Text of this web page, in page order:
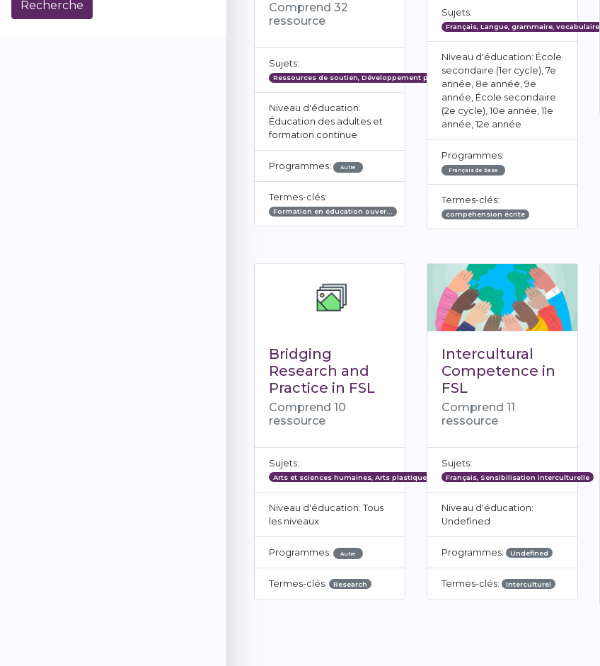
Comprend 32
ressource
Sujets:
Ressources de soutien, Développement professionnel en milieu éducatif
Niveau d'éducation:
Éducation des adultes et
formation continue
Programmes: Autre
Termes-clés:
Formation en éducation ouver…
Sujets:
Français, Langue, grammaire, vocabulaire
Niveau d'éducation: École
secondaire (1er cycle), 7e
année, 8e année, 9e
année, École secondaire
(2e cycle), 10e année, 11e
année, 12e année
Programmes:
Français de base
Termes-clés:
compéhension écrite
Bridging
Research and
Practice in FSL
Comprend 10
ressource
Sujets:
Arts et sciences humaines, Arts plastiques
Niveau d'éducation: Tous
les niveaux
Programmes: Autre
Termes-clés: Research
Intercultural
Competence in
FSL
Comprend 11
ressource
Sujets:
Français, Sensibilisation interculturelle
Niveau d'éducation:
Undefined
Programmes: Undefined
Termes-clés: Interculturel